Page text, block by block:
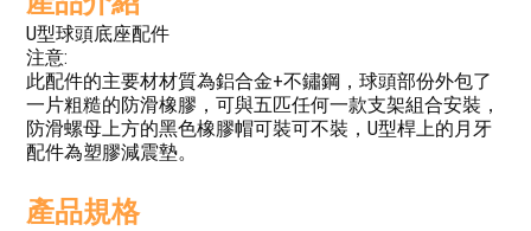
U型球頭底座配件
注意:
此配件的主要材材質為鋁合金+不鏽鋼，球頭部份外包了
一片粗糙的防滑橡膠，可與五匹任何一款支架組合安裝，
防滑螺母上方的黑色橡膠帽可裝可不裝，U型桿上的月牙
配件為塑膠減震墊。
產品規格